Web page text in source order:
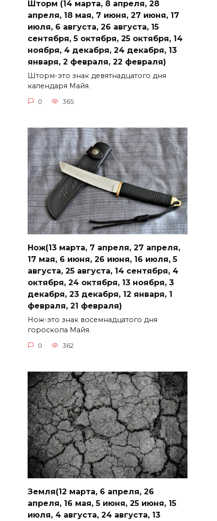
Шторм (14 марта, 8 апреля, 28
апреля, 18 мая, 7 июня, 27 июня, 17
июля, 6 августа, 26 августа, 15
сентября, 5 октября, 25 октября, 14
ноября, 4 декабря, 24 декабря, 13
января, 2 февраля, 22 февраля)
Шторм-это знак девятнадцатого дня
календаря Майя.
0 365
Нож(13 марта, 7 апреля, 27 апреля,
17 мая, 6 июня, 26 июня, 16 июля, 5
августа, 25 августа, 14 сентября, 4
октября, 24 октября, 13 ноября, 3
декабря, 23 декабря, 12 января, 1
февраля, 21 февраля)
Нож-это знак восемнадцатого дня
гороскопа Майя.
0 362
Земля(12 марта, 6 апреля, 26
апреля, 16 мая, 5 июня, 25 июня, 15
июля, 4 августа, 24 августа, 13